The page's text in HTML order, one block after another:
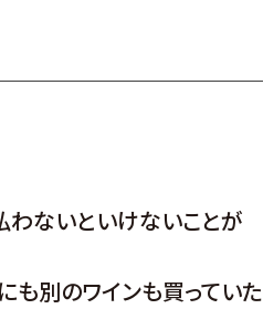
わないといけないことが
も別のワインも買っていた